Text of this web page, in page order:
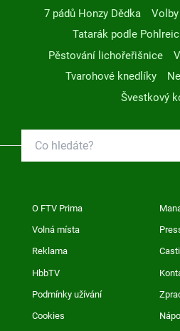
7 pádů Honzy Dědka
Tatarák podle
Pěstování lichořeřišnice
Tvarohové knedlíky
Švestkový
O FTV Prima
Volná místa
Reklama
HbbTV
Podmínky užívání
Cookies